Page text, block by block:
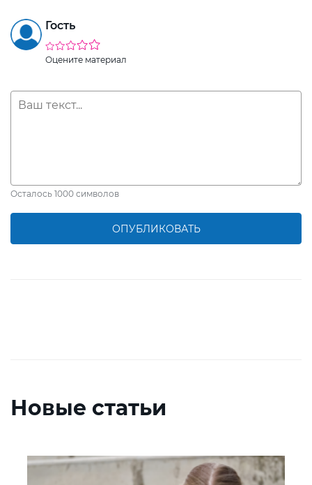
Гость
Оцените материал
Осталось 1000 символов
ОПУБЛИКОВАТЬ
Новые статьи